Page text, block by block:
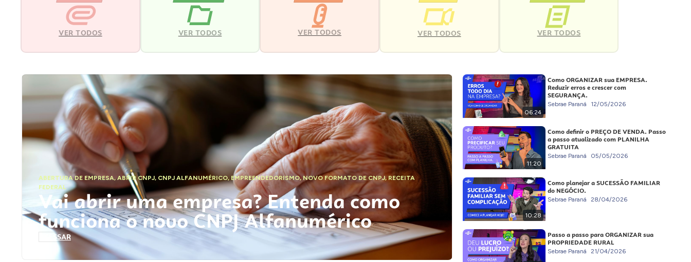
VER TODOS VER TODOS VER TODOS VER TODOS VER TODOS
ABERTURA DE EMPRESA,ABRIR CNPJ, CNPJ ALFANUMÉRICO, EMPREENDEDORISMO,NOVO FORMATO DE CNPJ,RECEITA
FEDERAL
Vai abrir uma empresa? Entenda como
funciona o novo CNPJ Alfanumérico
ACESSAR
06:24
Como ORGANIZAR sua EMPRESA.
Reduzir erros e crescer com
SEGURANÇA.
Sebrae Paraná 12/05/2026
11:20
Como definir o PREÇO DE VENDA. Passo
a passo atualizado com PLANILHA
GRATUITA
Sebrae Paraná 05/05/2026
10:28
Como planejar a SUCESSÃO FAMILIAR
do NEGÓCIO.
Sebrae Paraná 28/04/2026
Passo a passo para ORGANIZAR sua
PROPRIEDADE RURAL
Sebrae Paraná 21/04/2026